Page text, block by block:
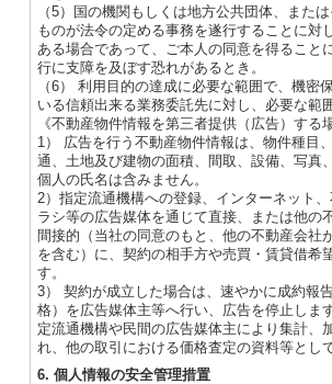
（5）国の機関もしくは地方公共団体、また
ものが法令の定める事務を遂行することに対
ある場合であって、ご本人の同意を得ること
行に支障を及ぼす恐れがあるとき。
（6） 利用目的の達成に必要な範囲で、機密
いる信頼出来る業務委託先に対し、必要な範
《不動産物件情報を第三者提供（広告）する
1） 広告を行う不動産物件情報は、物件種目
通、土地及び建物の面積、間取、設備、写真
個人の氏名は含みません。
2）指定流通機構への登録、インターネット
ラシ等の広告媒体を通じて直接、または他の
間接的（当社の同意のもと、他の不動産会社
を含む）に、契約の相手方や売買・賃貸借希
す。
3） 契約が成立した場合は、速やかに成約報
格）を広告媒体主等へ行い、広告を停止しま
定流通機構や民間の広告媒体主により集計、
れ、他の取引における価格査定の資料等とし
6. 個人情報の安全管理措置